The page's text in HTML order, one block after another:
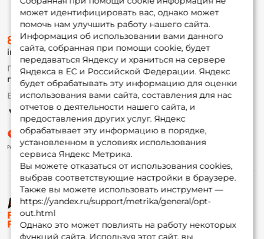
может идентифицировать вас, однако может
помочь нам улучшить работу нашего сайта.
Информация об использовании вами данного
сайта, собранная при помощи cookie, будет
передаваться Яндексу и храниться на сервере
Яндекса в ЕС и Российской Федерации. Яндекс
будет обрабатывать эту информацию для оценки
использования вами сайта, составления для нас
отчетов о деятельности нашего сайта, и
предоставления других услуг. Яндекс
обрабатывает эту информацию в порядке,
установленном в условиях использования
сервиса Яндекс Метрика.
Вы можете отказаться от использования cookies,
выбрав соответствующие настройки в браузере.
Также вы можете использовать инструмент —
https://yandex.ru/support/metrika/general/opt-
out.html
Однако это может повлиять на работу некоторых
функций сайта. Используя этот сайт, вы
© ФоксФишинг, 2009-2026
О магазине
Доставка
Оплата
Fox-bonus
Гуру
Партнерская программа
8 (495) 532-77-88
info@foxfishing.ru
По вопросам с заказом
г. Москва, ул. Плеханова д.7
Ежедневно 10:00 до 20:00